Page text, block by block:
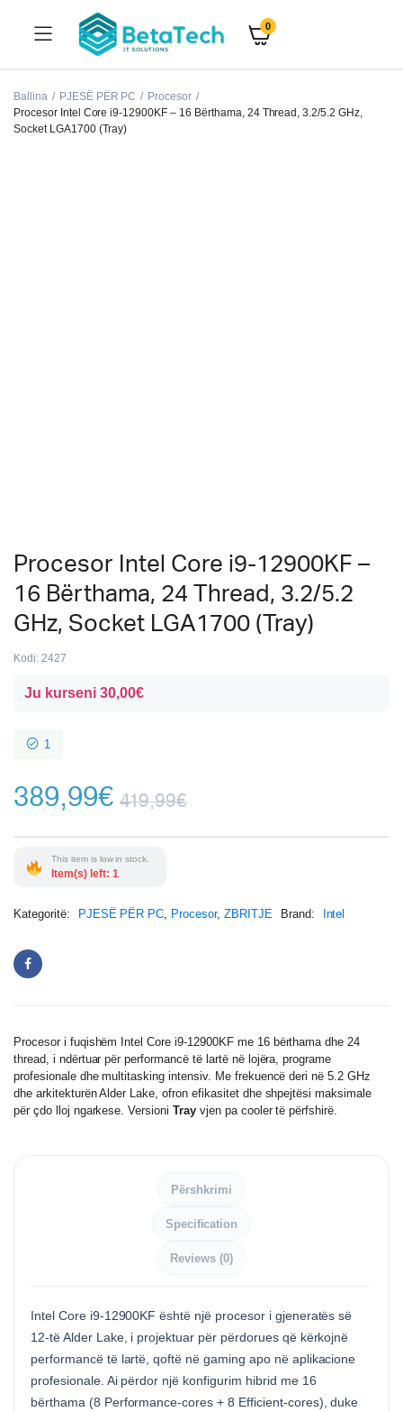
0
Ballina PJESË PËR PC
Procesor
Procesor Intel Core i9-12900KF – 16 Bërthama, 24 Thread, 3.2/5.2 GHz,
Socket LGA1700 (Tray)
Procesor Intel Core i9-12900KF –
16 Bërthama, 24 Thread, 3.2/5.2
GHz, Socket LGA1700 (Tray)
Kodi: 2427
Ju kurseni 30,00€
1
419,99€
389,99€
This item is low in stock.
Item(s) left: 1
Kategoritë: PJESË PËR PC, Procesor, ZBRITJE Brand: Intel
Procesor i fuqishëm Intel Core i9-12900KF me 16 bërthama dhe 24
thread, i ndërtuar për performancë të lartë në lojëra, programe
profesionale dhe multitasking intensiv. Me frekuencë deri në 5.2 GHz
dhe arkitekturën Alder Lake, ofron efikasitet dhe shpejtësi maksimale
për çdo lloj ngarkese. VersioniTrayvjen pa cooler të përfshirë.
Përshkrimi
Specification
Reviews (0)
Intel Core i9-12900KF është një procesor i gjeneratës së
12-të Alder Lake, i projektuar për përdorues që kërkojnë
performancë të lartë, qoftë në gaming apo në aplikacione
profesionale. Ai përdor një konfigurim hibrid me 16
bërthama (8 Performance-cores + 8 Efficient-cores), duke